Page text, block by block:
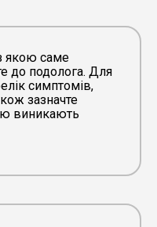
якою саме
до подолога. Для
симптомів,
зазначте
виникають